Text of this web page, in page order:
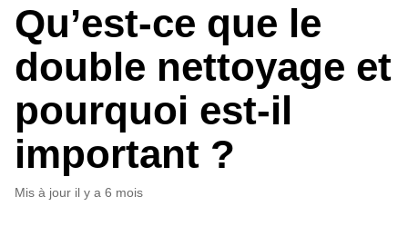
Qu’est-ce que le
double nettoyage et
pourquoi est-il
important ?
Mis à jour il y a 6 mois